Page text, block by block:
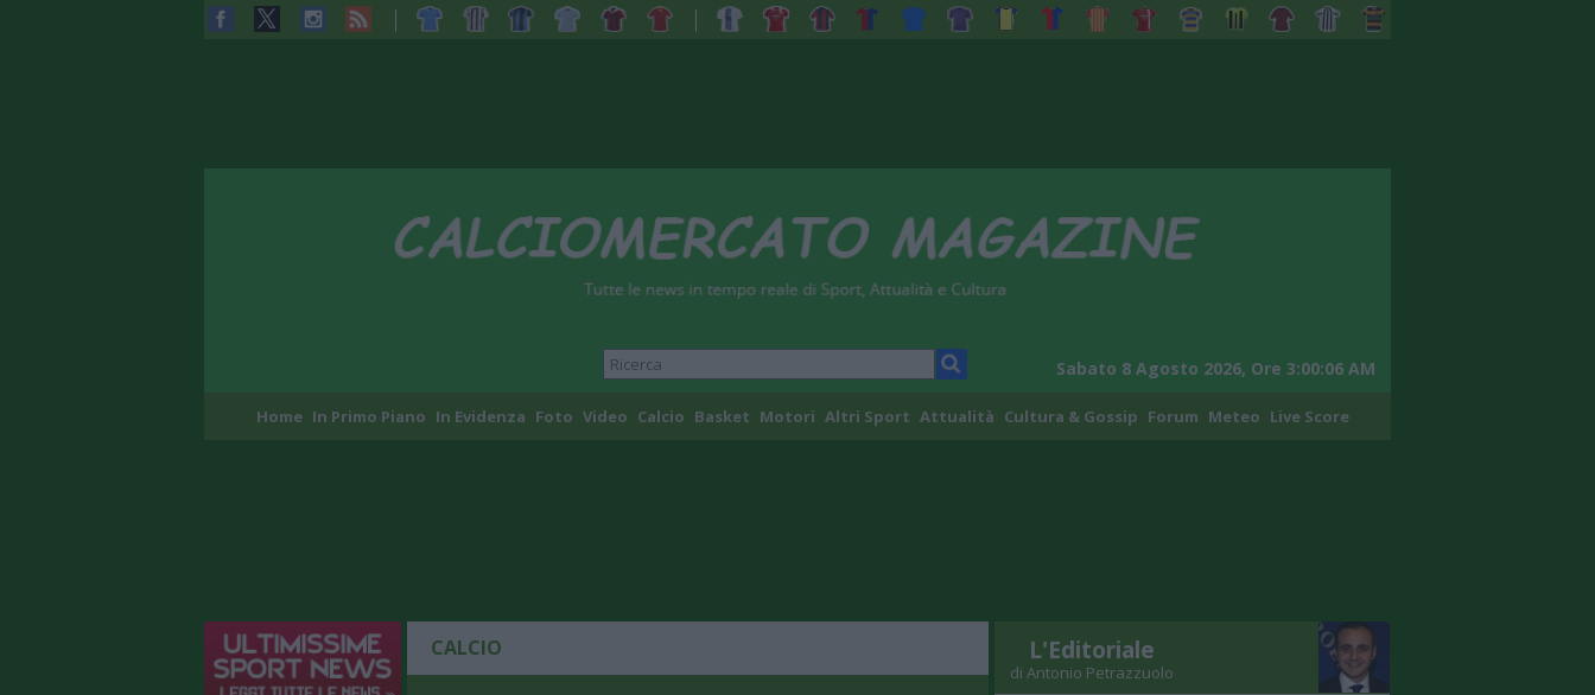
Sabato 8 Agosto 2026, Ore 3:00:07 AM
Home In Primo Piano In Evidenza Foto Video Calcio Basket Motori Altri Sport Attualità Cultura & Gossip Forum Meteo Live Score
CALCIO L'Editoriale
di Antonio Petrazzuolo